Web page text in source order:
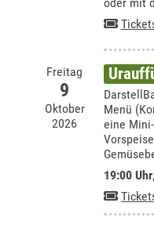
Freitag
9
Oktober
2026
Menü
eine
19:00 Uhr,